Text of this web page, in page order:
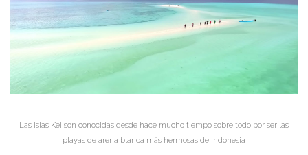
Las Islas Kei son conocidas desde hace mucho tiempo sobre todo por ser las
playas de arena blanca más hermosas de Indonesia